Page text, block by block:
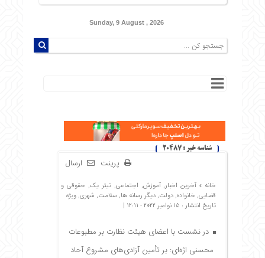
Sunday, 9 August , 2026
شناسه خبر : 20487
ارسال پرینت
خانه » آخرین اخبار,آموزش, اجتماعی,تیتر یک, حقوقی و
قضایی, خانواده, دولت, دیگر رسانه ها, سلامت, شهری, ویژه
تاریخ انتشار : 15 نوامبر 2022 - 12:11 |
در نشست با اعضای هیئت نظارت بر مطبوعات
محسنی اژه‌ای: بر تأمین آزادی‌های مشروع آحاد